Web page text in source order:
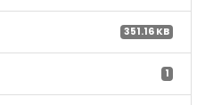
351.16 KB
1